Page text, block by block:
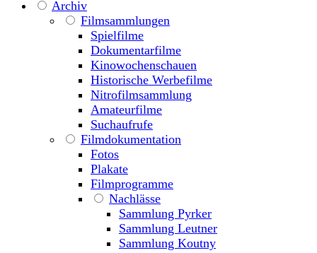
Archiv
Filmsammlungen
Spielfilme
Dokumentarfilme
Kinowochenschauen
Historische Werbefilme
Nitrofilmsammlung
Amateurfilme
Suchaufrufe
Filmdokumentation
Fotos
Plakate
Filmprogramme
Nachlässe
Sammlung Pyrker
Sammlung Leutner
Sammlung Koutny